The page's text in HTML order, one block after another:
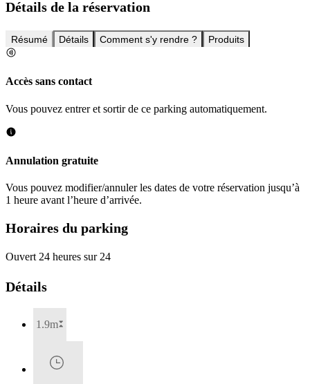
Détails de la réservation
Résumé Détails Comment s'y rendre ? Produits
Accès sans contact
Vous pouvez entrer et sortir de ce parking automatiquement.
Annulation gratuite
Vous pouvez modifier/annuler les dates de votre réservation jusqu’à
1 heure avant l’heure d’arrivée.
Horaires du parking
Ouvert 24 heures sur 24
Détails
1.9m